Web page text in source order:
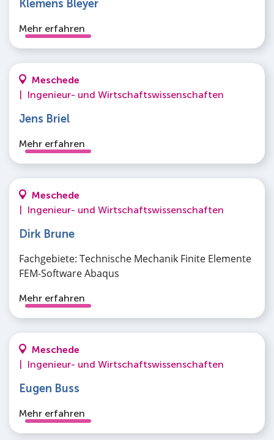
Klemens Bleyer
Mehr erfahren
Meschede
| Ingenieur- und Wirtschaftswissenschaften
Jens Briel
Mehr erfahren
Meschede
| Ingenieur- und Wirtschaftswissenschaften
Dirk Brune
Fachgebiete: Technische Mechanik Finite Elemente
FEM-Software Abaqus
Mehr erfahren
Meschede
| Ingenieur- und Wirtschaftswissenschaften
Eugen Buss
Mehr erfahren